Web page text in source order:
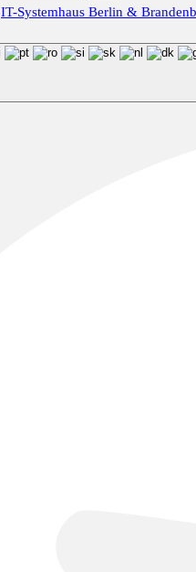
IT-Systemhaus Berlin &